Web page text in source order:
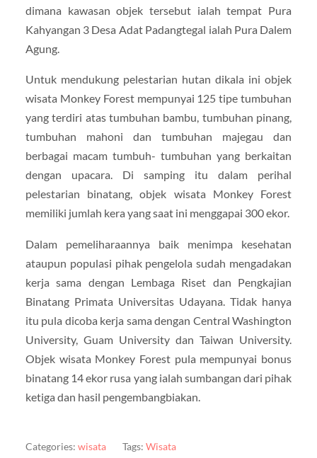
dimana kawasan objek tersebut ialah tempat Pura
Kahyangan 3 Desa Adat Padangtegal ialah Pura Dalem
Agung.
Untuk mendukung pelestarian hutan dikala ini objek
wisata Monkey Forest mempunyai 125 tipe tumbuhan
yang terdiri atas tumbuhan bambu, tumbuhan pinang,
tumbuhan mahoni dan tumbuhan majegau dan
berbagai macam tumbuh- tumbuhan yang berkaitan
dengan upacara. Di samping itu dalam perihal
pelestarian binatang, objek wisata Monkey Forest
memiliki jumlah kera yang saat ini menggapai 300 ekor.
Dalam pemeliharaannya baik menimpa kesehatan
ataupun populasi pihak pengelola sudah mengadakan
kerja sama dengan Lembaga Riset dan Pengkajian
Binatang Primata Universitas Udayana. Tidak hanya
itu pula dicoba kerja sama dengan Central Washington
University, Guam University dan Taiwan University.
Objek wisata Monkey Forest pula mempunyai bonus
binatang 14 ekor rusa yang ialah sumbangan dari pihak
ketiga dan hasil pengembangbiakan.
Categories: wisata Tags: Wisata